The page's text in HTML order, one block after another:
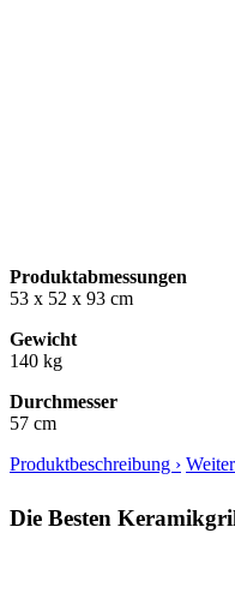
Produktabmessungen
53 x 52 x 93 cm
Gewicht
140 kg
Durchmesser
57 cm
Produktbeschreibung ›
Die Besten